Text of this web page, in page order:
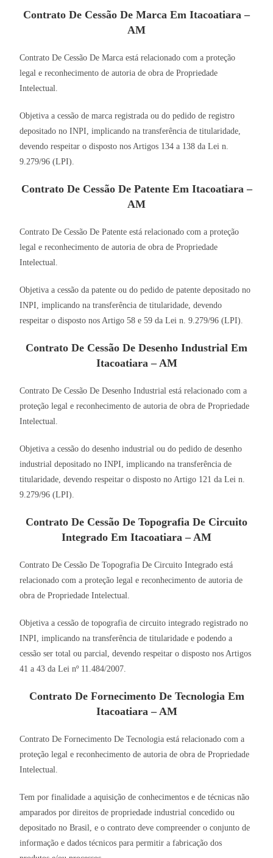
Contrato De Cessão De Marca Em Itacoatiara –
AM
Contrato De Cessão De Marca está relacionado com a proteção
legal e reconhecimento de autoria de obra de Propriedade
Intelectual.
Objetiva a cessão de marca registrada ou do pedido de registro
depositado no INPI, implicando na transferência de titularidade,
devendo respeitar o disposto nos Artigos 134 a 138 da Lei n.
9.279/96 (LPI).
Contrato De Cessão De Patente Em Itacoatiara –
AM
Contrato De Cessão De Patente está relacionado com a proteção
legal e reconhecimento de autoria de obra de Propriedade
Intelectual.
Objetiva a cessão da patente ou do pedido de patente depositado no
INPI, implicando na transferência de titularidade, devendo
respeitar o disposto nos Artigo 58 e 59 da Lei n. 9.279/96 (LPI).
Contrato De Cessão De Desenho Industrial Em
Itacoatiara – AM
Contrato De Cessão De Desenho Industrial está relacionado com a
proteção legal e reconhecimento de autoria de obra de Propriedade
Intelectual.
Objetiva a cessão do desenho industrial ou do pedido de desenho
industrial depositado no INPI, implicando na transferência de
titularidade, devendo respeitar o disposto no Artigo 121 da Lei n.
9.279/96 (LPI).
Contrato De Cessão De Topografia De Circuito
Integrado Em Itacoatiara – AM
Contrato De Cessão De Topografia De Circuito Integrado está
relacionado com a proteção legal e reconhecimento de autoria de
obra de Propriedade Intelectual.
Objetiva a cessão de topografia de circuito integrado registrado no
INPI, implicando na transferência de titularidade e podendo a
cessão ser total ou parcial, devendo respeitar o disposto nos Artigos
41 a 43 da Lei nº 11.484/2007.
Contrato De Fornecimento De Tecnologia Em
Itacoatiara – AM
Contrato De Fornecimento De Tecnologia está relacionado com a
proteção legal e reconhecimento de autoria de obra de Propriedade
Intelectual.
Tem por finalidade a aquisição de conhecimentos e de técnicas não
amparados por direitos de propriedade industrial concedido ou
depositado no Brasil, e o contrato deve compreender o conjunto de
informação e dados técnicos para permitir a fabricação dos